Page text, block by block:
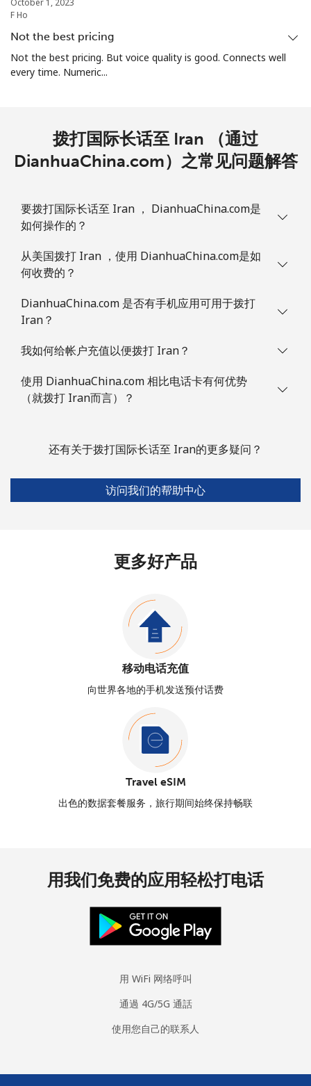
October 1, 2023
F Ho
Not the best pricing
Not the best pricing. But voice quality is good. Connects well
every time. Numeric...
拨打国际长话至 Iran （通过
DianhuaChina.com）之常见问题解答
要拨打国际长话至 Iran ， DianhuaChina.com是
如何操作的？
从美国拨打 Iran ，使用 DianhuaChina.com是如
何收费的？
DianhuaChina.com 是否有手机应用可用于拨打
Iran？
我如何给帐户充值以便拨打 Iran？
使用 DianhuaChina.com 相比电话卡有何优势
（就拨打 Iran而言）？
还有关于拨打国际长话至 Iran的更多疑问？
访问我们的帮助中心
更多好产品
移动电话充值
向世界各地的手机发送预付话费
Travel eSIM
出色的数据套餐服务，旅行期间始终保持畅联
用我们免费的应用轻松打电话
用 WiFi 网络呼叫
通過 4G/5G 通話
使用您自己的联系人